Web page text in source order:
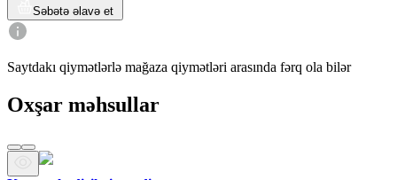
Səbətə əlavə et
Saytdakı qiymətlərlə mağaza qiymətləri arasında fərq ola bilər
Oxşar məhsullar